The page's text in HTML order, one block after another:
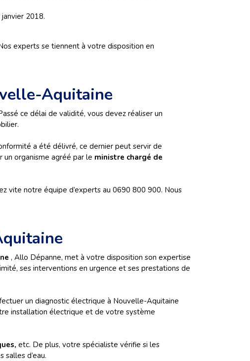
2018.
experts se tiennent à votre disposition en
Aquitaine
ce délai de validité, vous devez réaliser un
a été délivré, ce dernier peut servir de
organisme agréé par le ministre chargé de
vite notre équipe d’experts au 0690 800 900. Nous
, Allo Dépanne, met à votre disposition son expertise
ses interventions en urgence et ses prestations de
un diagnostic électrique à Nouvelle-Aquitaine
installation électrique et de votre système
etc. De plus, votre spécialiste vérifie si les
d’eau.